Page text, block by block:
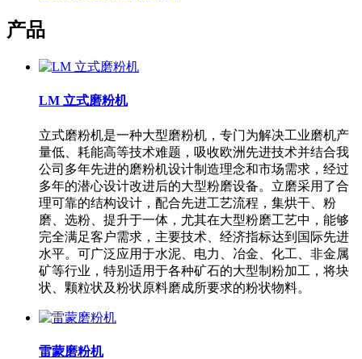
产品
LM 立式磨粉机
立式磨粉机是一种大型磨粉机，专门为解决工业磨机产
量低、耗能高等技术难题，吸收欧洲先进技术并结合我
公司多年先进的磨粉机设计制造理念和市场需求，经过
多年的潜心设计改进后的大型粉磨设备。立磨采用了合
理可靠的结构设计，配合先进工艺流程，集烘干、粉
磨、选粉、提升于一体，尤其在大型粉磨工艺中，能够
完全满足客户需求，主要技术、经济指标达到国际先进
水平。可广泛应用于水泥、电力、冶金、化工、非金属
矿等行业，特别适用于各种矿石的大型制粉加工，将块
状、颗粒状及粉状原料磨成所要求的粉状物料。
雷蒙磨粉机